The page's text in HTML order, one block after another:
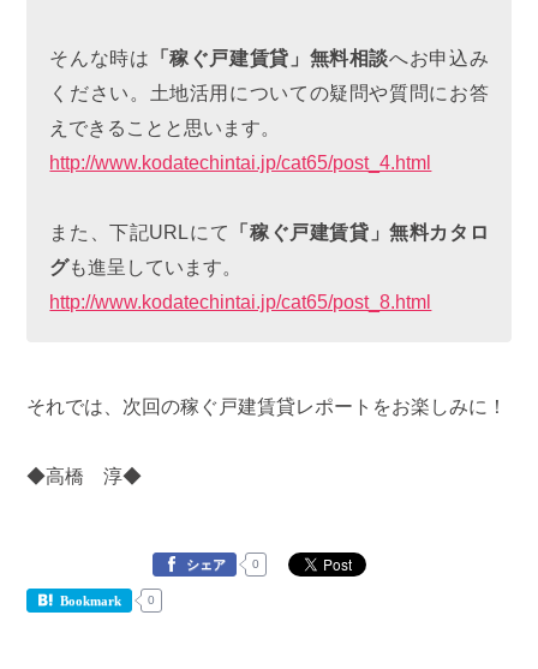
そんな時は 「稼ぐ戸建賃貸」無料相談へお申込み
ください。土地活用についての疑問や質問にお答
えできることと思います。
http://www.kodatechintai.jp/cat65/post_4.html
また、下記URLにて
「稼ぐ戸建賃貸」無料カタロ
グも進呈しています。
http://www.kodatechintai.jp/cat65/post_8.html
それでは、次回の稼ぐ戸建賃貸レポートをお楽しみに！
◆高橋 淳◆
シェア 0
Bookmark 0